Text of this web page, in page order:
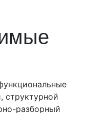
структурной
разборный